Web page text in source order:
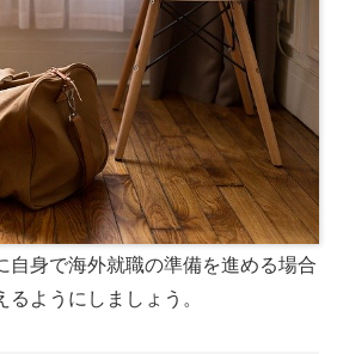
自身で海外就職の準備を進める場合
ようにしましょう。